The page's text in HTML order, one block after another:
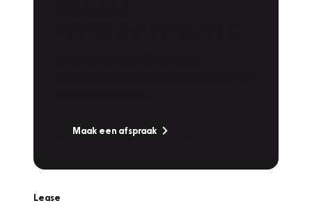
Maak een afspraak
Lease